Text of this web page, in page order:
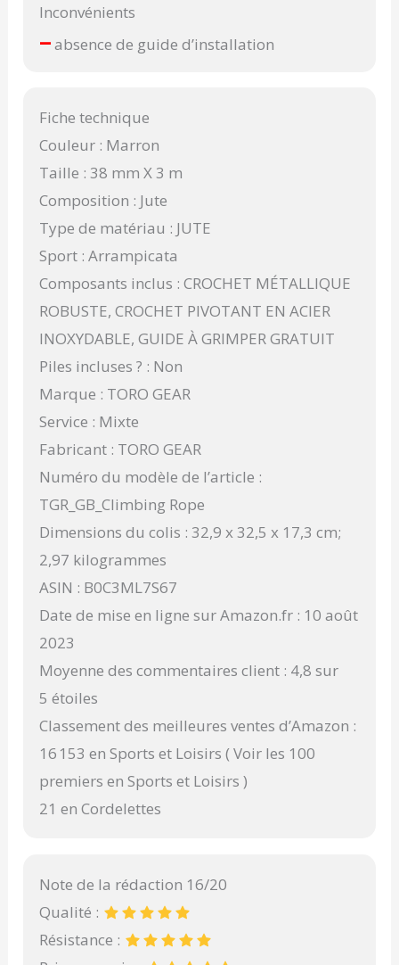
Inconvénients
–absence de guide d’installation
Fiche technique
Couleur : Marron
Taille : 38 mm X 3 m
Composition : Jute
Type de matériau : JUTE
Sport : Arrampicata
Composants inclus : CROCHET MÉTALLIQUE
ROBUSTE, CROCHET PIVOTANT EN ACIER
INOXYDABLE, GUIDE À GRIMPER GRATUIT
Piles incluses ? : Non
Marque : TORO GEAR
Service : Mixte
Fabricant : TORO GEAR
Numéro du modèle de l’article :
TGR_GB_Climbing Rope
Dimensions du colis : 32,9 x 32,5 x 17,3 cm;
2,97 kilogrammes
ASIN : B0C3ML7S67
Date de mise en ligne sur Amazon.fr : 10 août
2023
Moyenne des commentaires client : 4,8 sur
5 étoiles
Classement des meilleures ventes d’Amazon :
16 153 en Sports et Loisirs ( Voir les 100
premiers en Sports et Loisirs )
21 en Cordelettes
Note de la rédaction 16/20
Qualité :
Résistance :